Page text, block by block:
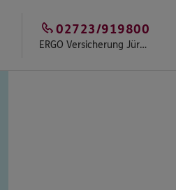
ERGO Versicherung Jürgen Stinn
02723/919800